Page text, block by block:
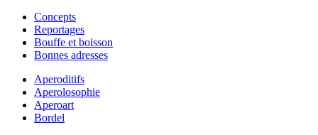
Concepts
Reportages
Bouffe et boisson
Bonnes adresses
Aperoditifs
Aperolosophie
Aperoart
Bordel